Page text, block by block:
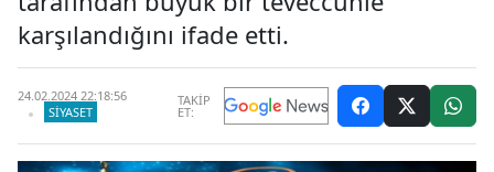
karşılandığını ifade etti.
24.02.2024 22:18:56
SIYASET
TAKİP
ET: